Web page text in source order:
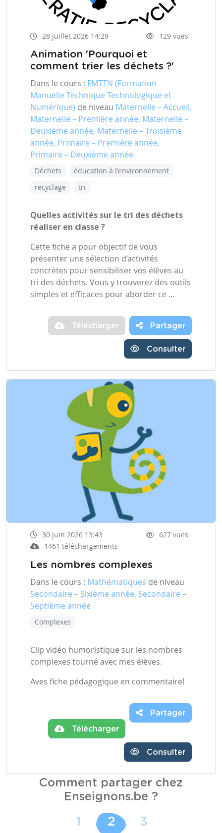
28 juillet 2026 14:29 129 vues
Animation 'Pourquoi et
comment trier les déchets ?'
Dans le cours : FMTTN (Formation
Manuelle Technique Technologique et
Numérique) de niveau Maternelle – Accueil,
Maternelle – Première année, Maternelle –
Deuxième année, Maternelle – Troisième
année, Primaire – Première année,
Primaire – Deuxième année
Déchets
éducation à l'environnement
recyclage
tri
Quelles activités sur le tri des déchets
réaliser en classe ?
Cette fiche a pour objectif de vous
présenter une sélection d’activités
concrètes pour sensibiliser vos élèves au
tri des déchets. Vous y trouverez des outils
simples et efficaces pour aborder ce …
Télécharger Partager
Consulter
30 juin 2026 13:43
627 vues
1461 téléchargements
Les nombres complexes
Dans le cours : Mathématiques de niveau
Secondaire – Sixième année, Secondaire –
Septième année
Complexes
Clip vidéo humoristique sur les nombres
complexes tourné avec mes élèves.
Aves fiche pédagogique en commentaire!
Télécharger
Partager
Consulter
Comment partager chez
Enseignons.be ?
1 2 3